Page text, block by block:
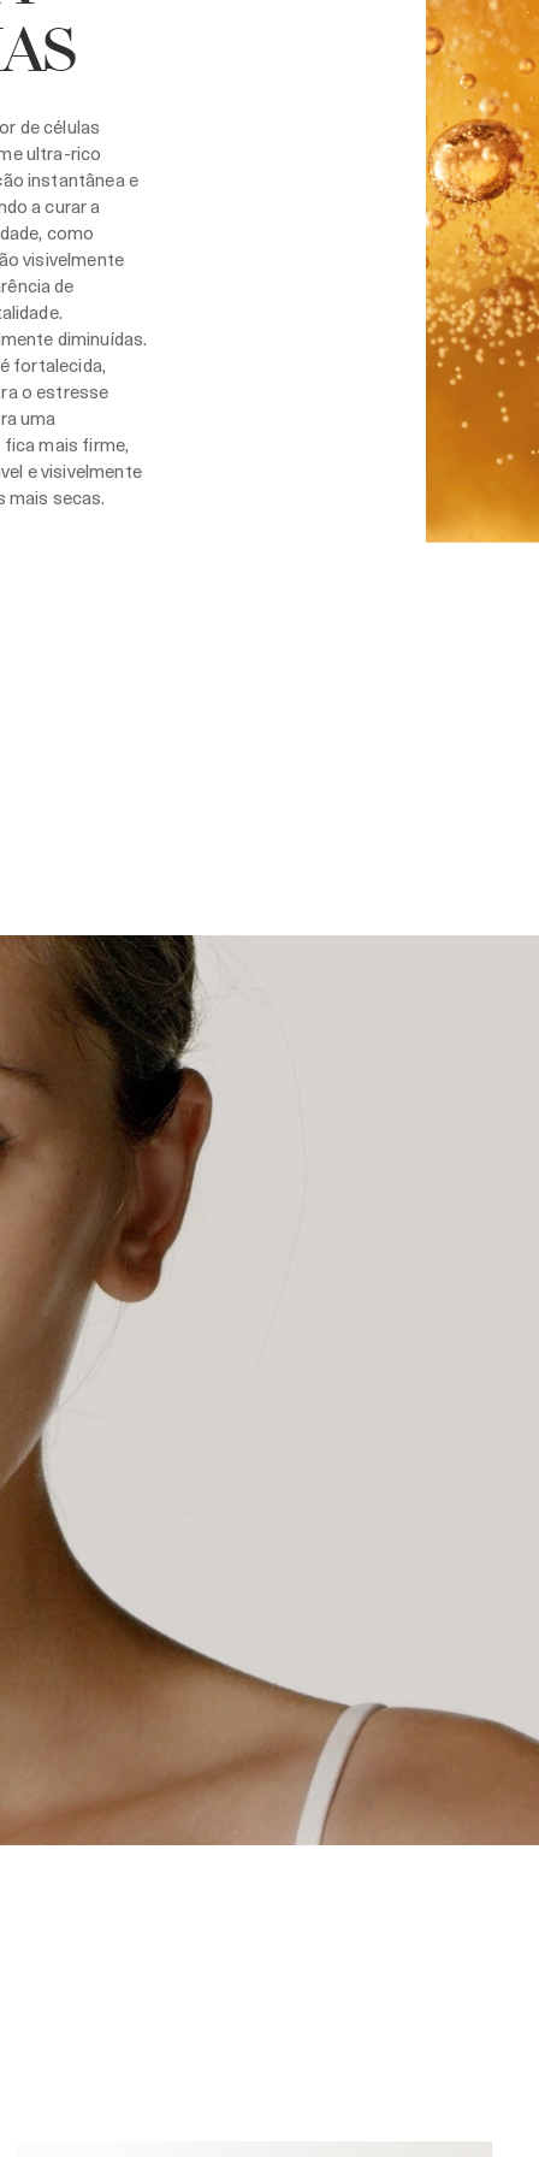
de células
ultra-rico
instantânea e
a curar a
como
visivelmente
de
diminuídas.
fortalecida,
o estresse
uma
fica mais firme,
e visivelmente
mais secas.